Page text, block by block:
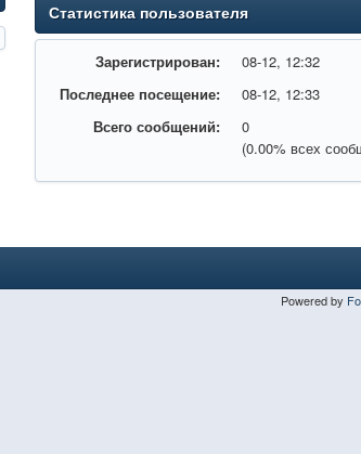
Статистика пользователя
Зарегистрирован:
08-12, 12:32
Последнее посещение:
08-12, 12:33
Всего сообщений:
0
(0.00% всех
Powered by